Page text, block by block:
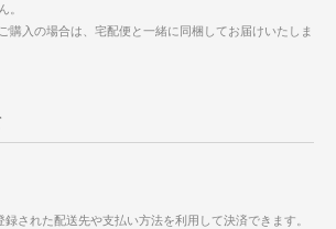
。
購入の場合は、宅配便と一緒に同梱してお届けいたしま
された配送先や支払い方法を利用して決済できます。